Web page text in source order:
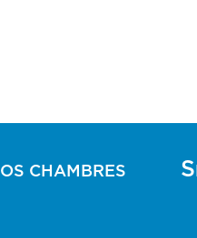
OS CHAMBRES S